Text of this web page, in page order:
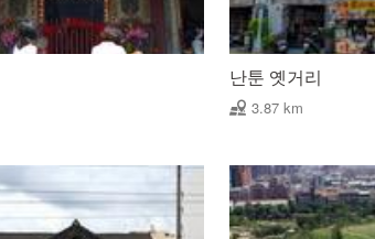
난툰 옛거리
3.87 km